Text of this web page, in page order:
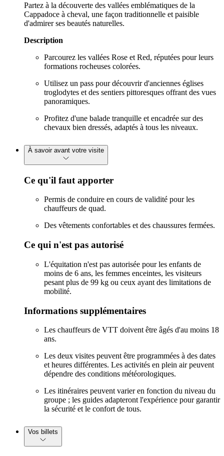
Partez à la découverte des vallées emblématiques de la
Cappadoce à cheval, une façon traditionnelle et paisible
d'admirer ses beautés naturelles.
Description
Parcourez les vallées Rose et Red, réputées pour leurs
formations rocheuses colorées.
Utilisez un pass pour découvrir d'anciennes églises
troglodytes et des sentiers pittoresques offrant des vues
panoramiques.
Profitez d'une balade tranquille et encadrée sur des
chevaux bien dressés, adaptés à tous les niveaux.
À savoir avant votre visite
Ce qu'il faut apporter
Permis de conduire en cours de validité pour les
chauffeurs de quad.
Des vêtements confortables et des chaussures fermées.
Ce qui n'est pas autorisé
L'équitation n'est pas autorisée pour les enfants de
moins de 6 ans, les femmes enceintes, les visiteurs
pesant plus de 99 kg ou ceux ayant des limitations de
mobilité.
Informations supplémentaires
Les chauffeurs de VTT doivent être âgés d'au moins 18
ans.
Les deux visites peuvent être programmées à des dates
et heures différentes. Les activités en plein air peuvent
dépendre des conditions météorologiques.
Les itinéraires peuvent varier en fonction du niveau du
groupe ; les guides adapteront l'expérience pour garantir
la sécurité et le confort de tous.
Vos billets